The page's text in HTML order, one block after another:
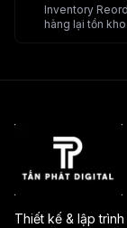
Inventory
hàng lại tồn
Thiết kế & lập